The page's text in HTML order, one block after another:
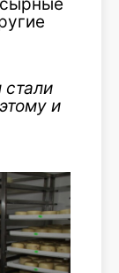
стали
и